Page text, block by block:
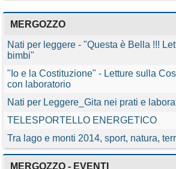
MERGOZZO
Nati per leggere - "Questa è Bella !!!
bimbi"
"Io e la Costituzione" - Letture sulla
con laboratorio
Nati per Leggere_Gita nei prati e
TELESPORTELLO ENERGETICO
Tra lago e monti 2014, sport, natura,
MERGOZZO - EVENTI